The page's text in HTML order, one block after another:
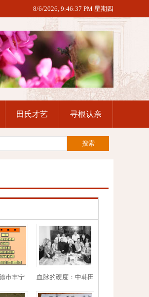
8/6/2026, 9:46:37 PM 星期四
田氏才艺 寻根认亲
市丰宁 血脉的硬度：中韩田